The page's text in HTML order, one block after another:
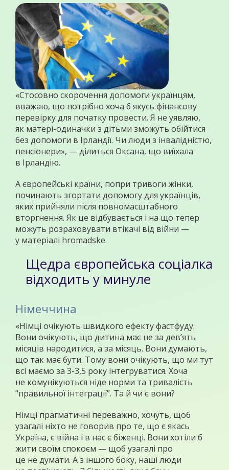
«Стосовно скорочення допомоги українцям,
вважаю, що потрібно хоча б якусь фінансову
перевірку для початку провести. Я не уявляю,
як матері-одиначки з дітьми зможуть обійтися
без допомоги в Ірландії. Чи люди з інвалідністю,
пенсіонери», — ділиться Оксана, що виїхала
в Ірландію.
А європейські країни, попри тривоги жінки,
починають згортати допомогу для українців,
яких прийняли після повномасштабного
вторгнення. Як це відбувається і на що тепер
можуть розраховувати втікачі від війни —
у матеріалі hromadske.
Щедра європейська соціалка
відходить у минуле
Німеччина
«Німці очікують швидкого ефекту фастфуду.
Вони очікують, що дитина має не за дев’ять
місяців народитися, а за місяць. Вони думають,
що так має бути. Тому вони очікують, що ми тут
всі маємо за 3-3,5 року інтегруватися. Хоча
не комунікуються ніде норми та тривалість
“правильної інтеграції”. Та й чи є вони?
Німці прагматичні переважно, хочуть, щоб
узагалі ніхто не говорив про те, що є якась
Україна, є війна і в нас є біженці. Вони хотіли б
жити своїм спокоєм — щоб узагалі про
це не думати. А з іншого боку, наші люди